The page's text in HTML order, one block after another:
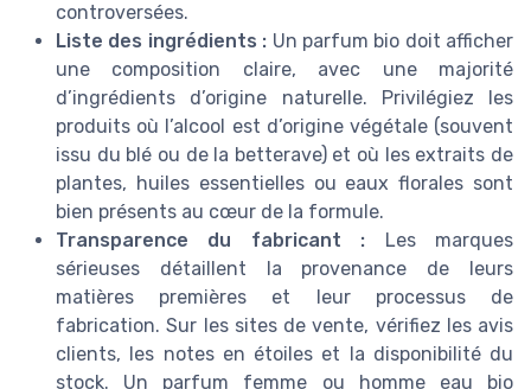
controversées.
Liste des ingrédients : Un parfum bio doit afficher
une composition claire, avec une majorité
d’ingrédients d’origine naturelle. Privilégiez les
produits où l’alcool est d’origine végétale (souvent
issu du blé ou de la betterave) et où les extraits de
plantes, huiles essentielles ou eaux florales sont
bien présents au cœur de la formule.
Transparence du fabricant : Les marques
sérieuses détaillent la provenance de leurs
matières premières et leur processus de
fabrication. Sur les sites de vente, vérifiez les avis
clients, les notes en étoiles et la disponibilité du
stock. Un parfum femme ou homme eau bio